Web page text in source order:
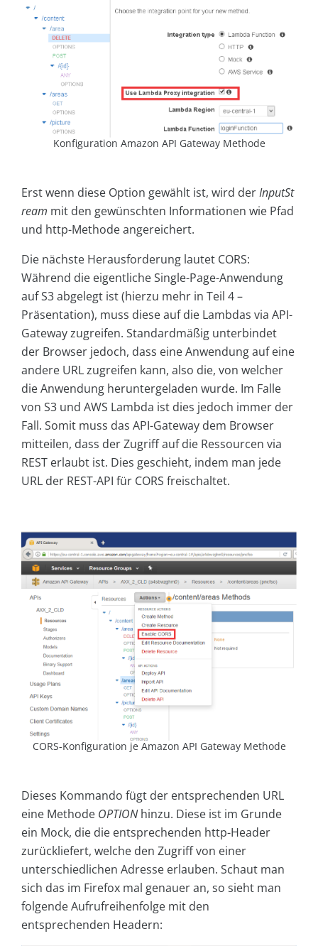
Konfiguration Amazon API Gateway Methode
Erst wenn diese Option gewählt ist, wird derInputSt
ream mit den gewünschten Informationen wie Pfad
und http-Methode angereichert.
Die nächste Herausforderung lautet CORS:
Während die eigentliche Single-Page-Anwendung
auf S3 abgelegt ist (hierzu mehr in Teil 4 –
Präsentation), muss diese auf die Lambdas via API-
Gateway zugreifen. Standardmäßig unterbindet
der Browser jedoch, dass eine Anwendung auf eine
andere URL zugreifen kann, also die, von welcher
die Anwendung heruntergeladen wurde. Im Falle
von S3 und AWS Lambda ist dies jedoch immer der
Fall. Somit muss das API-Gateway dem Browser
mitteilen, dass der Zugriff auf die Ressourcen via
REST erlaubt ist. Dies geschieht, indem man jede
URL der REST-API für CORS freischaltet.
CORS-Konfiguration je Amazon API Gateway Methode
Dieses Kommando fügt der entsprechenden URL
eine Methode OPTIONhinzu. Diese ist im Grunde
ein Mock, die die entsprechenden http-Header
zurückliefert, welche den Zugriff von einer
unterschiedlichen Adresse erlauben. Schaut man
sich das im Firefox mal genauer an, so sieht man
folgende Aufrufreihenfolge mit den
entsprechenden Headern: